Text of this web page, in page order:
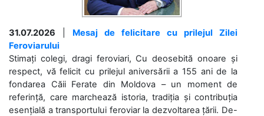
31.07.2026
Mesaj de felicitare cu prilejul Zilei
Feroviarului
Stimați colegi, dragi feroviari, Cu deosebită onoare și
respect, vă felicit cu prilejul aniversării a 155 ani de la
fondarea Căii Ferate din Moldova – un moment de
referință, care marchează istoria, tradiția și contribuția
esențială a transportului feroviar la dezvoltarea țării. De-